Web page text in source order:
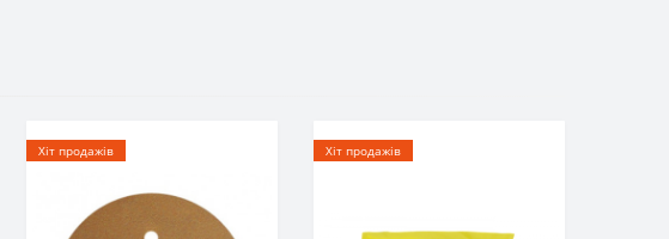
Хіт продажів Хіт продажів